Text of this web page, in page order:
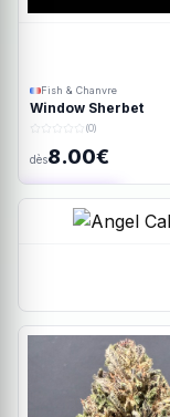
Fish & Chanvre
Window Sherbet
(0)
dès8.00€
Ajout rapide